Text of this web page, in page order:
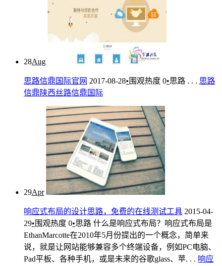
28Aug
思路信鼎国际官网 2017-08-28• 围观热度 0•思路 . . . 思路
信鼎陕西丝路信鼎国际
29Apr
响应式布局的设计思路，免费的在线测试工具 2015-04-
29• 围观热度 0•思路 什么是响应式布局？响应式布局是
EthanMarcotte在2010年5月份提出的一个概念，简单来
说，就是让网站能够兼容多个终端设备，例如PC电脑、
Pad平板、各种手机，或是未来的谷歌glass、苹. . . 响应